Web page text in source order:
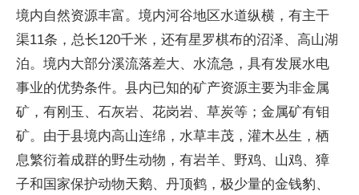
境内自然资源丰富。境内河谷地区水道纵横，有主干
渠11条，总长120千米，还有星罗棋布的沼泽、高山湖
泊。境内大部分溪流落差大、水流急，具有发展水电
事业的优势条件。县内已知的矿产资源主要为非金属
矿，有刚玉、石灰岩、花岗岩、草炭等；金属矿有钼
矿。由于县境内高山连绵，水草丰茂，灌木丛生，栖
息繁衍着成群的野生动物，有岩羊、野鸡、山鸡、獐
子和国家保护动物天鹅、丹顶鹤，极少量的金钱豹、